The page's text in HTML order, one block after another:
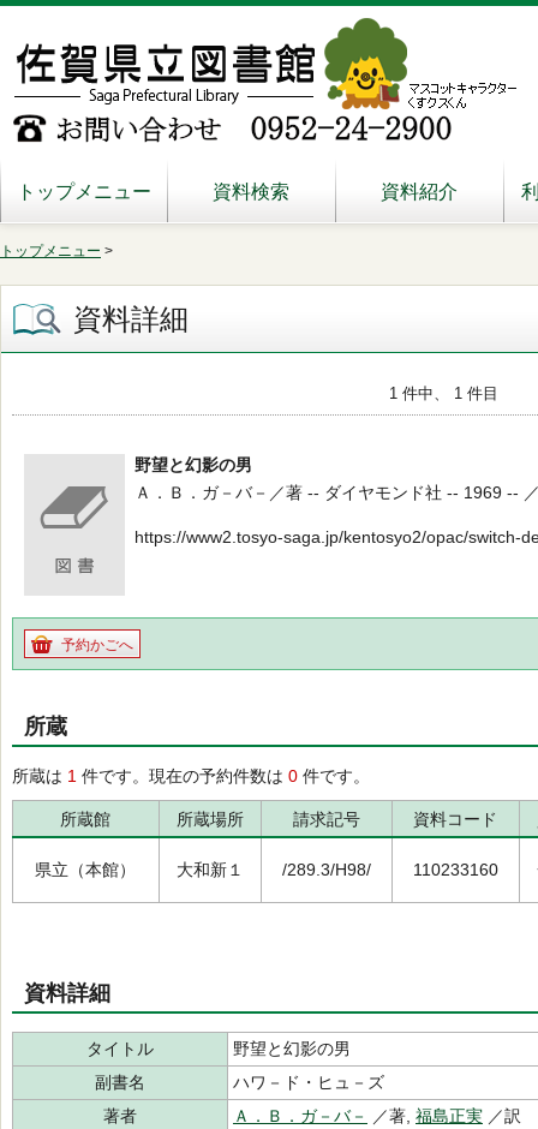
トップメニュー 資料検索 資料紹介
トップメニュー >
資料詳細
1 件中、 1 件目
野望と幻影の男
Ａ．Ｂ．ガ－バ－／著 -- ダイヤモンド社 -- 1969 --
https://www2.tosyo-saga.jp/kentosyo2/opac/switch-
予約かごへ
所蔵
所蔵は 1 件です。現在の予約件数は 0 件です。
所蔵館 所蔵場所 請求記号 資料コード
県立（本館） 大和新１ /289.3/H98/ 110233160
資料詳細
タイトル
野望と幻影の男
副書名
ハワ－ド・ヒュ－ズ
著者
Ａ．Ｂ．ガ－バ－ ／著, 福島正実 ／訳